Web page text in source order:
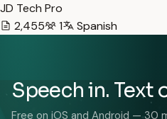
JD Tech Pro
2,455
1 Spanish
Speech in. Text
Free on iOS and Android — 30